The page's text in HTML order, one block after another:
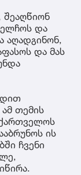
და
აღადგინონ,
და მას
თემის
ის
ჩვენი